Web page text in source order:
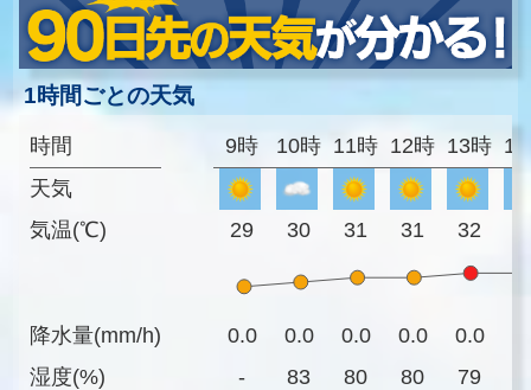
1時間ごとの天気
時間
天気
気温(℃)
降水量(mm/h)
湿度(%)
9時 10時 11時 12時 13時
29 30 31 31 32
0.0 0.0 0.0 0.0 0.0
-
83 80 80 79